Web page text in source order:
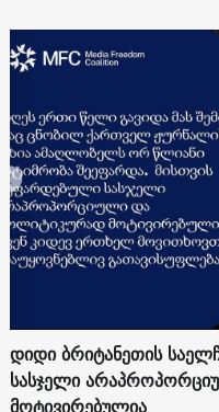
დიდი ბრიტანეთის
სასჯელი